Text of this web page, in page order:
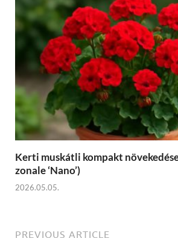
Kerti muskátli kompakt
zonale ‘Nano’)
2026.05.05.
PREVIOUS ARTICLE